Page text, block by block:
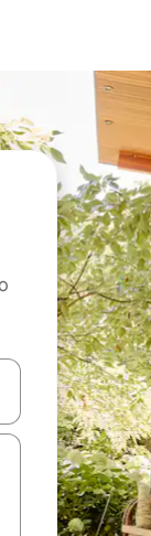
koristeći se